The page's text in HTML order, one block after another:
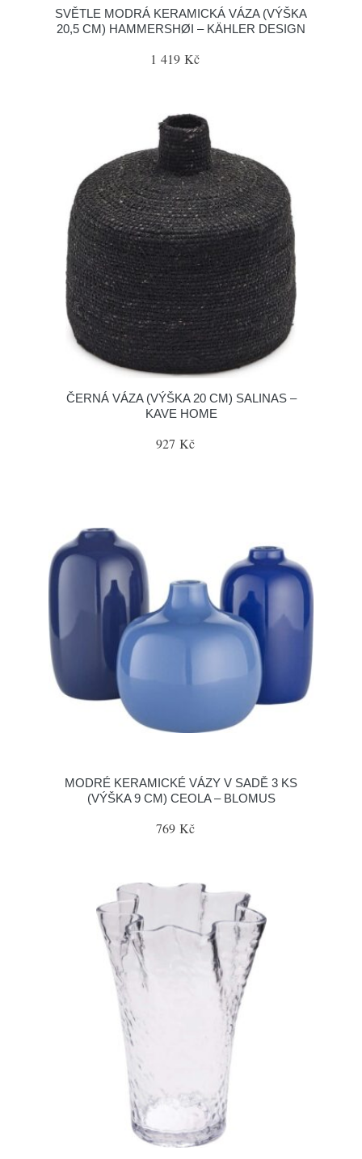
SVĚTLE MODRÁ KERAMICKÁ VÁZA (VÝŠKA
20,5 CM) HAMMERSHØI – KÄHLER DESIGN
1 419 Kč
ČERNÁ VÁZA (VÝŠKA 20 CM) SALINAS –
KAVE HOME
927 Kč
MODRÉ KERAMICKÉ VÁZY V SADĚ 3 KS
(VÝŠKA 9 CM) CEOLA – BLOMUS
769 Kč